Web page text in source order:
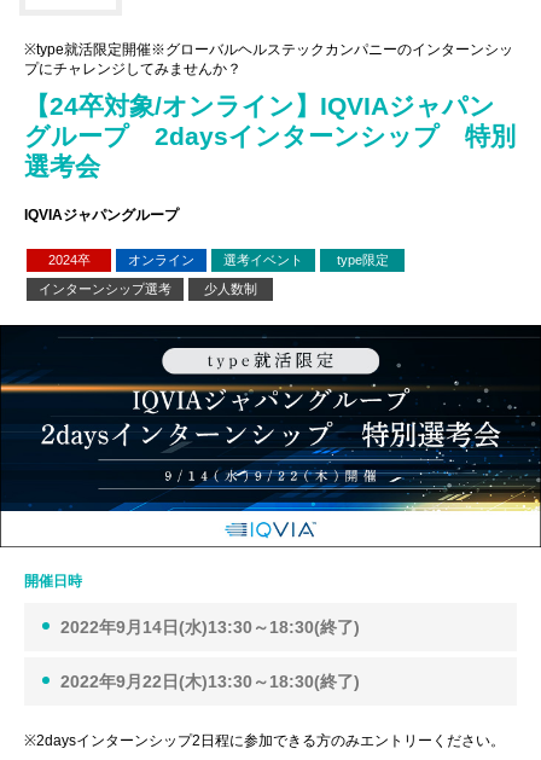
※type就活限定開催※グローバルヘルステックカンパニーのインターンシッ
プにチャレンジしてみませんか？
【24卒対象/オンライン】IQVIAジャパン
グループ 2daysインターンシップ 特別
選考会
IQVIAジャパングループ
2024卒 オンライン 選考イベント
type限定
インターンシップ選考
少人数制
開催日時
2022年9月14日(水)13:30～18:30(終了)
2022年9月22日(木)13:30～18:30(終了)
※2daysインターンシップ2日程に参加できる方のみエントリーください。